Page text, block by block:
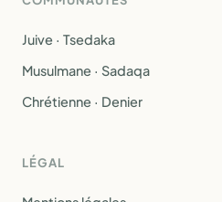
Juive · Tsedaka
Musulmane · Sadaqa
Chrétienne · Denier
LÉGAL